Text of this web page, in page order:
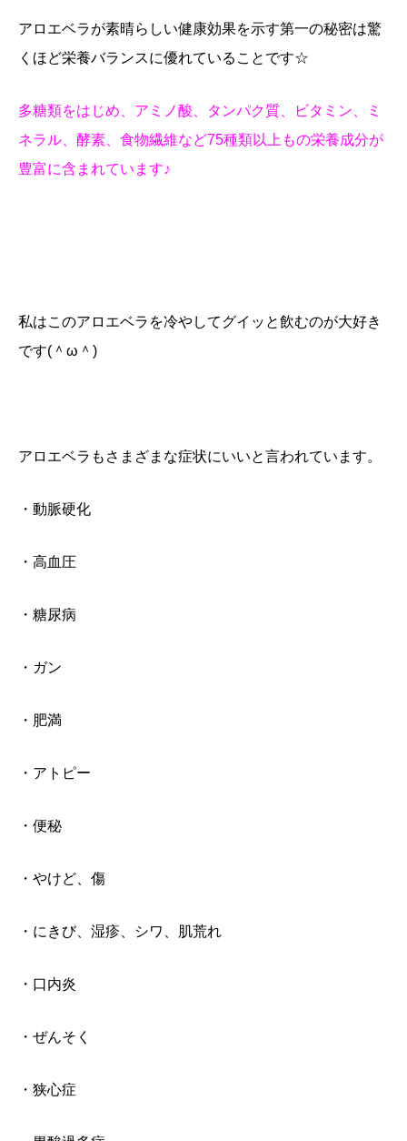
アロエベラが素晴らしい健康効果を示す第一の秘密は驚
くほど栄養バランスに優れていることです☆
多糖類をはじめ、アミノ酸、タンパク質、ビタミン、ミ
ネラル、酵素、食物繊維など75種類以上もの栄養成分が
豊富に含まれています♪
私はこのアロエベラを冷やしてグイッと飲むのが大好き
です(＾ω＾)
アロエベラもさまざまな症状にいいと言われています。
・動脈硬化
・高血圧
・糖尿病
・ガン
・肥満
・アトピー
・便秘
・やけど、傷
・にきび、湿疹、シワ、肌荒れ
・口内炎
・ぜんそく
・狭心症